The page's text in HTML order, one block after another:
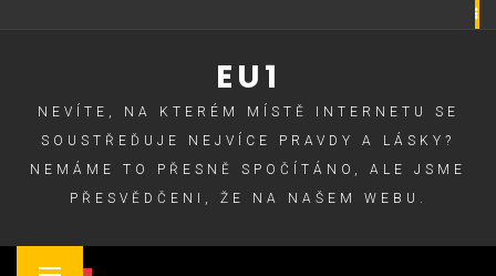
EU1
NEVÍTE, NA KTERÉM MÍSTĚ INTERNETU SE
SOUSTŘEĎUJE NEJVÍCE PRAVDY A LÁSKY?
NEMÁME TO PŘESNĚ SPOČÍTÁNO, ALE JSME
PŘESVĚDČENI, ŽE NA NAŠEM WEBU.